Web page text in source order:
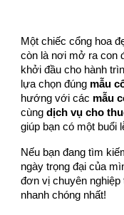
Một chiếc cổng hoa
còn là nơi mở ra con
khởi đầu cho hành
lựa chọn đúng mẫu
hướng với các mẫu
cùngdịch vụ cho
giúp bạn có một buổi
Nếu bạn đang tìm
ngày trọng đại của
đơn vị chuyên
nhanh chóng nhất!